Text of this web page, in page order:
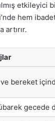
etkileyici
hem
artırır.
ve bereket
gecede